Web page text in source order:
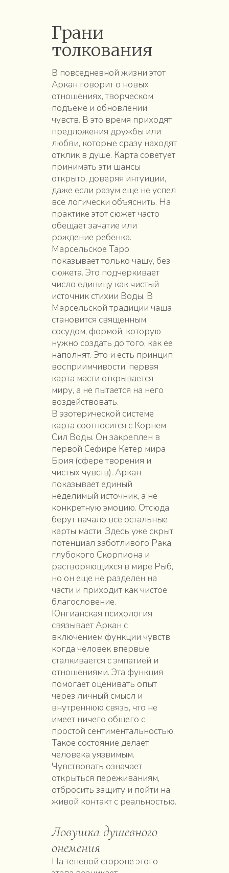
Грани
толкования
В повседневной жизни этот
Аркан говорит о новых
отношениях, творческом
подъеме и обновлении
чувств. В это время приходят
предложения дружбы или
любви, которые сразу находят
отклик в душе. Карта советует
принимать эти шансы
открыто, доверяя интуиции,
даже если разум еще не успел
все логически объяснить. На
практике этот сюжет часто
обещает зачатие или
рождение ребенка.
Марсельское Таро
показывает только чашу, без
сюжета. Это подчеркивает
число единицу как чистый
источник стихии Воды. В
Марсельской традиции чаша
становится священным
сосудом, формой, которую
нужно создать до того, как ее
наполнят. Это и есть принцип
восприимчивости: первая
карта масти открывается
миру, а не пытается на него
воздействовать.
В эзотерической системе
карта соотносится с Корнем
Сил Воды. Он закреплен в
первой Сефире Кетер мира
Брия (сфере творения и
чистых чувств). Аркан
показывает единый
неделимый источник, а не
конкретную эмоцию. Отсюда
берут начало все остальные
карты масти. Здесь уже скрыт
потенциал заботливого Рака,
глубокого Скорпиона и
растворяющихся в мире Рыб,
но он еще не разделен на
части и приходит как чистое
благословение.
Юнгианская психология
связывает Аркан с
включением функции чувств,
когда человек впервые
сталкивается с эмпатией и
отношениями. Эта функция
помогает оценивать опыт
через личный смысл и
внутреннюю связь, что не
имеет ничего общего с
простой сентиментальностью.
Такое состояние делает
человека уязвимым.
Чувствовать означает
открыться переживаниям,
отбросить защиту и пойти на
живой контакт с реальностью.
Ловушка душевного
онемения
На теневой стороне этого